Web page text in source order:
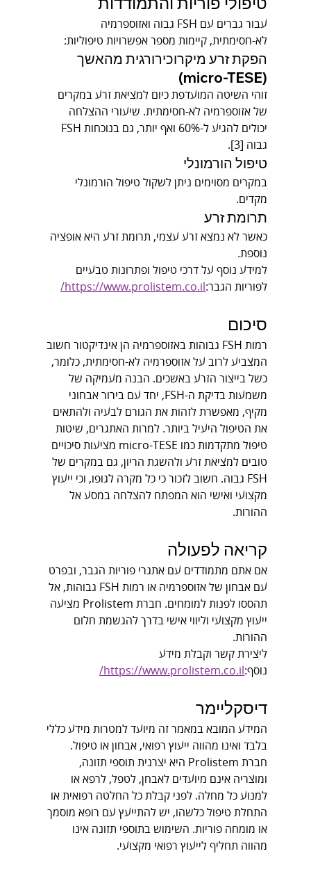
עבור גברים עם FSH גבוה ואזוספרמיה
לא-חסימתית, קיימות מספר אפשרויות טיפוליות:
הפקת זרע מיקרוכירורגית מהאשך
(micro-TESE)
זוהי השיטה המועדפת כיום למציאת זרע במקרים
של אזוספרמיה לא-חסימתית. שיעורי ההצלחה
גבוה [3].
טיפול הורמונלי
במקרים מסוימים ניתן לשקול טיפול הורמונלי
מקדים.
תרומת זרע
כאשר לא נמצא זרע עצמי, תרומת זרע היא אופציה
נוספת.
למידע נוסף על דרכי טיפול ופתרונות טבעיים
לפוריות הגבר:https://www.prolistem.co.il/
סיכום
רמות FSH גבוהות באזוספרמיה הן אינדיקטור חשוב
המצביע לרוב על אזוספרמיה לא-חסימתית, כלומר,
כשל בייצור הזרע באשכים. הבנה מעמיקה של
משמעות בדיקת ה-FSH, יחד עם בירור אבחוני
מקיף, מאפשרת לזהות את הגורם לבעיה ולהתאים
את הטיפול היעיל ביותר. למרות האתגרים, שיטות
טיפול מתקדמות כמו micro-TESE מציעות סיכויים
טובים למציאת זרע ולהשגת הריון, גם במקרים של
FSH גבוה. חשוב לזכור כי כל מקרה לגופו, וכי ייעוץ
מקצועי ואישי הוא המפתח להצלחה במסע אל
ההורות.
קריאה לפעולה
אם אתם מתמודדים עם אתגרי פוריות הגבר, ובפרט
עם אבחון של אזוספרמיה או רמות FSH גבוהות, אל
תהססו לפנות למומחים. חברת Prolistem מציעה
ייעוץ מקצועי וליווי אישי בדרך להגשמת חלום
ההורות.
ליצירת קשר וקבלת מידע
נוסף:https://www.prolistem.co.il/
דיסקליימר
המידע המובא במאמר זה מיועד למטרות מידע כללי
בלבד ואינו מהווה ייעוץ רפואי, אבחון או טיפול.
חברת Prolistem היא יצרנית תוספי תזונה,
ומוצריה אינם מיועדים לאבחן, לטפל, לרפא או
למנוע כל מחלה. לפני קבלת כל החלטה רפואית או
התחלת טיפול כלשהו, יש להתייעץ עם רופא מוסמך
או מומחה פוריות. השימוש בתוספי תזונה אינו
מהווה תחליף לייעוץ רפואי מקצועי.